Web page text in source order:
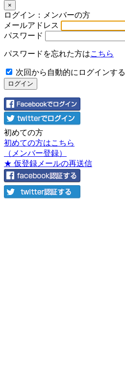
×
ログイン：メンバーの方
メールアドレス
パスワード
パスワードを忘れた方はこちら
次回から自動的にログインする
初めての方
初めての方はこちら
（メンバー登録）
★ 仮登録メールの再送信